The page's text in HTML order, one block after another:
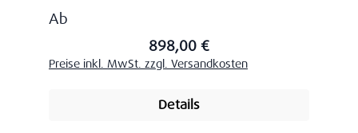
Regulärer Preis:
Ab
898,00 €
Preise inkl. MwSt. zzgl. Versandkosten
Details